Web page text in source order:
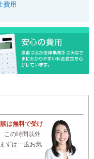
費用
は無料で受け
この時間以外
ずは一度お気